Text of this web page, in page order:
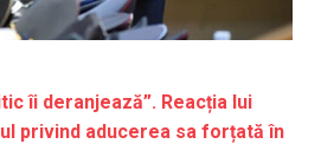
îi deranjează”. Reacția lui
privind aducerea sa forțată în